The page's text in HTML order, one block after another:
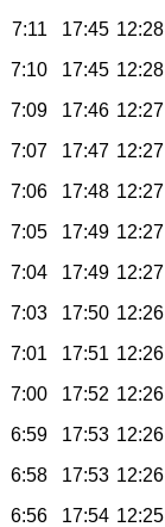
7:11 17:45 12:28
7:10 17:45 12:28
7:09 17:46 12:27
7:07 17:47 12:27
7:06 17:48 12:27
7:05 17:49 12:27
7:04 17:49 12:27
7:03 17:50 12:26
7:01 17:51 12:26
7:00 17:52 12:26
6:59 17:53 12:26
6:58 17:53 12:26
6:56 17:54 12:25